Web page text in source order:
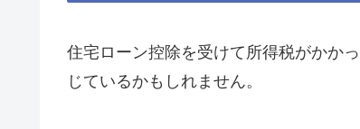
住宅ローン控除を受けて所得税がかか
じているかもしれません。